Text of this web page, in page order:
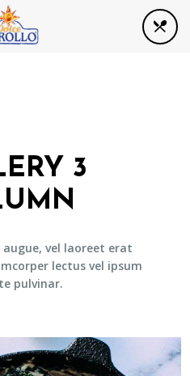
3
vel laoreet erat
lectus vel ipsum
pulvinar.